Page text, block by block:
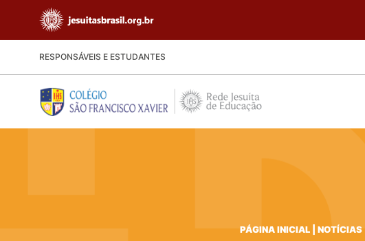
RESPONSÁVEIS E ESTUDANTES
PÁGINA INICIAL| NOTÍCIAS|